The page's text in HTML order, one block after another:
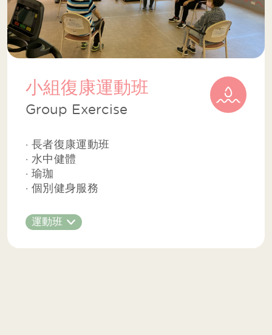
小組復康運動班
Group Exercise
· 長者復康運動班
· 水中健體
· 瑜珈
· 個別健身服務
運動班